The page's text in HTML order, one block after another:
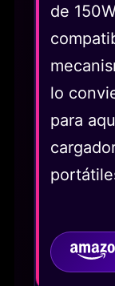
de
lo
para